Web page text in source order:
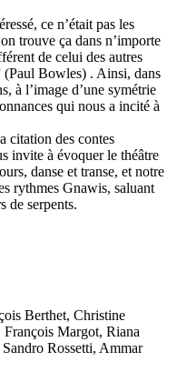
ce n’était pas les
trouve ça dans n’importe
de celui des autres
(Paul Bowles) . Ainsi, dans
à l’image d’une symétrie
qui nous a incité à
citation des contes
invite à évoquer le théâtre
danse et transe, et notre
rythmes Gnawis, saluant
de serpents.
Berthet, Christine
Margot, Riana
Rossetti, Ammar